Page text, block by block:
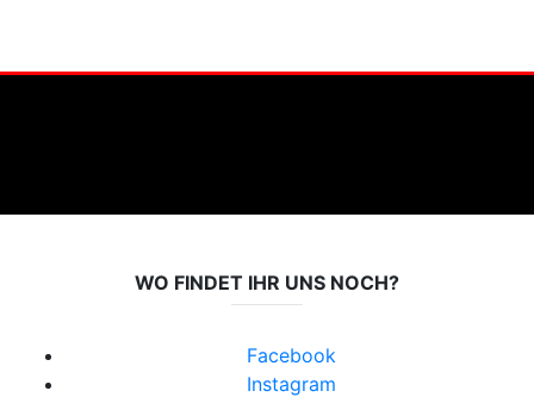
WO FINDET IHR UNS NOCH?
Facebook
Instagram